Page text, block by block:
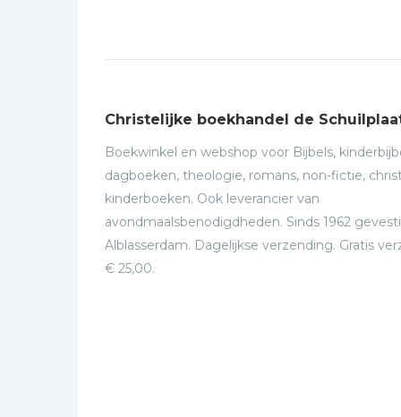
Christelijke boekhandel de
Boekwinkel en webshop voor Bijbels,
dagboeken, theologie, romans, non-fictie,
kinderboeken. Ook leverancier van
avondmaalsbenodigdheden. Sinds 1962
Alblasserdam. Dagelijkse verzending. Gratis
€ 25,00.